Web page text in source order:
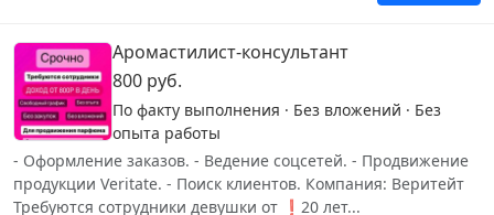
Аромастилист-консультант
800 руб.
По факту выполнения · Без вложений · Без
опыта работы
- Оформление заказов. - Ведение соцсетей. - Продвижение
продукции Veritate. - Поиск клиентов. Компания: Веритейт
Требуются сотрудники девушки от ❗20 лет...